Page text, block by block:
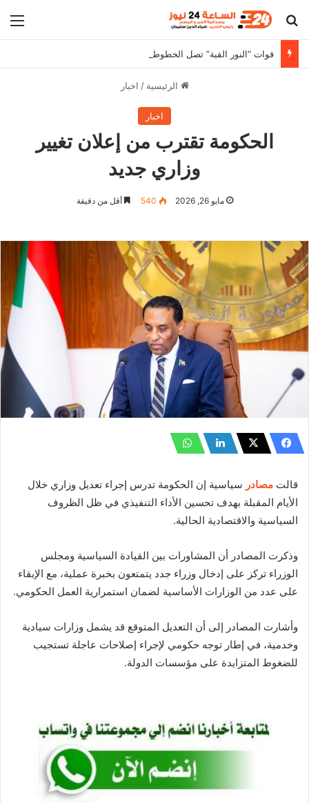
بحث عن
قوات “النور القبة” تصل الخطوط الأمامية بكردفان
الرئيسية / اخبار
اخبار
الحكومة تقترب من إعلان تغيير
وزاري جديد
مايو 26, 2026 540 أقل من دقيقة
قالت مصادر سياسية إن الحكومة تدرس إجراء تعديل وزاري خلال
الأيام المقبلة بهدف تحسين الأداء التنفيذي في ظل الظروف
السياسية والاقتصادية الحالية.
وذكرت المصادر أن المشاورات بين القيادة السياسية ومجلس
الوزراء تركز على إدخال وزراء جدد يتمتعون بخبرة عملية، مع الإبقاء
على عدد من الوزارات الأساسية لضمان استمرارية العمل الحكومي.
وأشارت المصادر إلى أن التعديل المتوقع قد يشمل وزارات سيادية
وخدمية، في إطار توجه حكومي لإجراء إصلاحات عاجلة تستجيب
للضغوط المتزايدة على مؤسسات الدولة.